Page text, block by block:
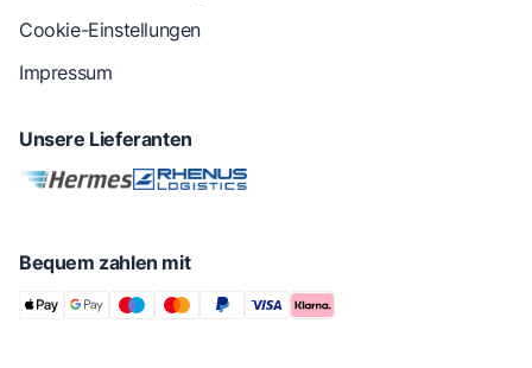
Cookie-Einstellungen
Impressum
Unsere Lieferanten
Bequem zahlen mit